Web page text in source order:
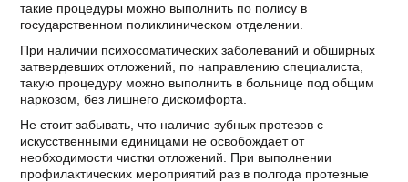
такие процедуры можно выполнить по полису в
государственном поликлиническом отделении.
При наличии психосоматических заболеваний и обширных
затвердевших отложений, по направлению специалиста,
такую процедуру можно выполнить в больнице под общим
наркозом, без лишнего дискомфорта.
Не стоит забывать, что наличие зубных протезов с
искусственными единицами не освобождает от
необходимости чистки отложений. При выполнении
профилактических мероприятий раз в полгода протезные